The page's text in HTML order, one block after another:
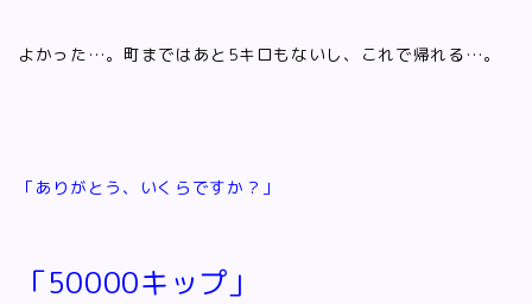
よかった…。町まではあと5キロもないし、これで帰れる…。
「ありがとう、いくらですか？」
「50000キップ」